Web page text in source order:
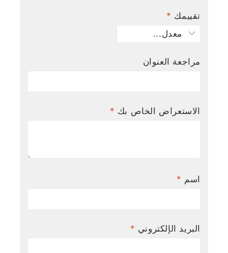
تقييمك *
مراجعة العنوان
الاستعراض الخاص بك *
اسم *
البريد الإلكتروني *